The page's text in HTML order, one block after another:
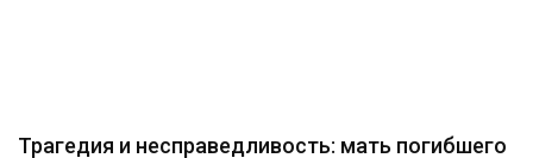
Трагедия и несправедливость: мать погибшего